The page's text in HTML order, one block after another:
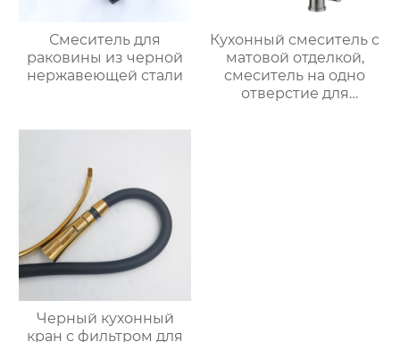
Смеситель для
раковины из черной
нержавеющей стали
Кухонный смеситель с
матовой отделкой,
смеситель на одно
отверстие для
Черный кухонный
кран с фильтром для